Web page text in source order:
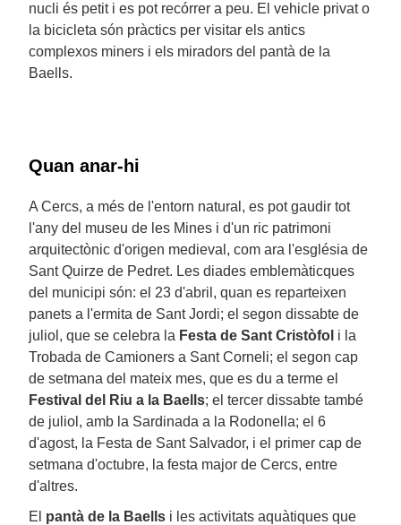
nucli és petit i es pot recórrer a peu. El vehicle privat o
la bicicleta són pràctics per visitar els antics
complexos miners i els miradors del pantà de la
Baells.
Quan anar-hi
A Cercs, a més de l'entorn natural, es pot gaudir tot
l'any del museu de les Mines i d'un ric patrimoni
arquitectònic d'origen medieval, com ara l'església de
Sant Quirze de Pedret. Les diades emblemàticques
del municipi són: el 23 d'abril, quan es reparteixen
panets a l'ermita de Sant Jordi; el segon dissabte de
juliol, que se celebra la Festa de Sant Cristòfol i la
Trobada de Camioners a Sant Corneli; el segon cap
de setmana del mateix mes, que es du a terme el
Festival del Riu a la Baells; el tercer dissabte també
de juliol, amb la Sardinada a la Rodonella; el 6
d'agost, la Festa de Sant Salvador, i el primer cap de
setmana d'octubre, la festa major de Cercs, entre
d'altres.
El pantà de la Baells i les activitats aquàtiques que